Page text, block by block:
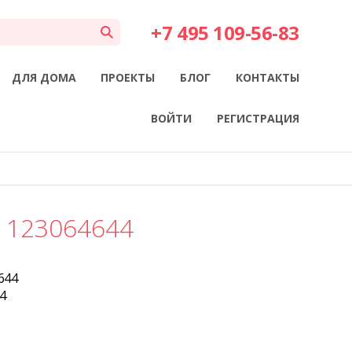
+7 495 109-56-83
ДЛЯ ДОМА ПРОЕКТЫ БЛОГ КОНТАКТЫ
ВОЙТИ РЕГИСТРАЦИЯ